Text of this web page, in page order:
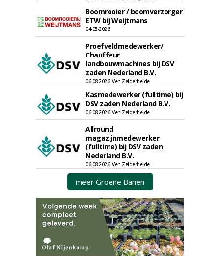
Boomrooier / boomverzorger
ETW bij Weijtmans
04-05-2026
Proefveldmedewerker/
Chauffeur
landbouwmachines bij DSV
zaden Nederland B.V.
06-08-2026, Ven-Zelderheide
Kasmedewerker (fulltime) bij
DSV zaden Nederland B.V.
06-08-2026, Ven-Zelderheide
Allround
magazijnmedewerker
(fulltime) bij DSV zaden
Nederland B.V.
06-08-2026, Ven Zelderheide
meer Groene Banen